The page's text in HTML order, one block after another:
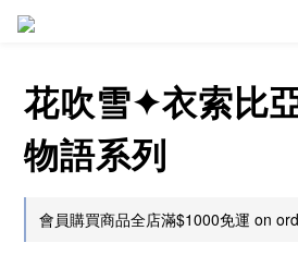
花吹雪✦衣索比
物語系列
會員購買商品全店滿$1000免運 on